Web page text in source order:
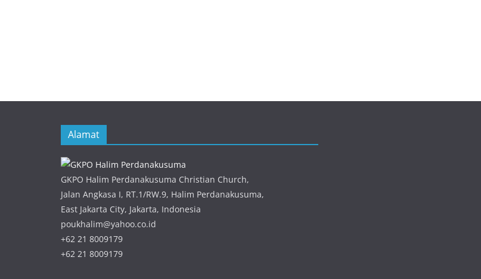
Alamat
GKPO Halim Perdanakusuma Christian Church,
Jalan Angkasa I, RT.1/RW.9, Halim Perdanakusuma,
East Jakarta City, Jakarta, Indonesia
poukhalim@yahoo.co.id
+62 21 8009179
+62 21 8009179